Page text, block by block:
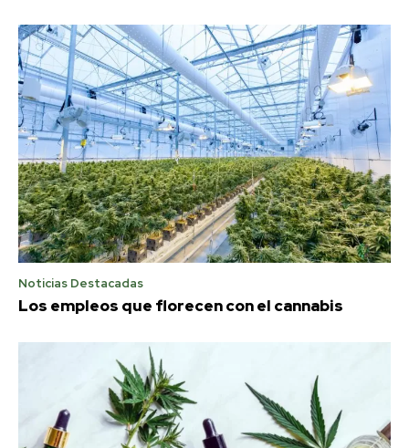
Noticias Destacadas
Los empleos que florecen con el cannabis